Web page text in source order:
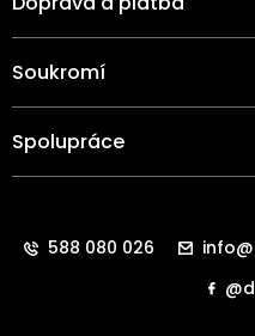
Soukromí
Spolupráce
588 080 026